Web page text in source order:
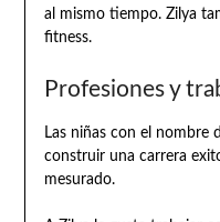
al mismo tiempo. Zilya
fitness.
Profesiones y
Las niñas con el nombre
construir una carrera
mesurado.